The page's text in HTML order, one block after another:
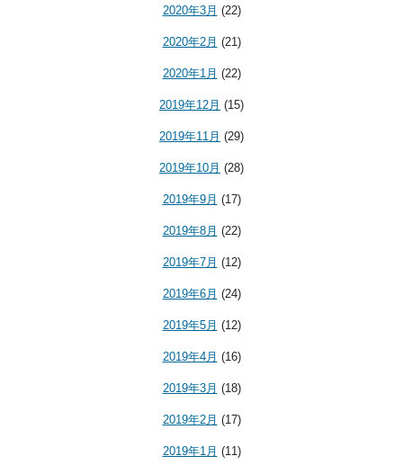
2020年3月 (22)
2020年2月 (21)
2020年1月 (22)
2019年12月 (15)
2019年11月 (29)
2019年10月 (28)
2019年9月 (17)
2019年8月 (22)
2019年7月 (12)
2019年6月 (24)
2019年5月 (12)
2019年4月 (16)
2019年3月 (18)
2019年2月 (17)
2019年1月 (11)